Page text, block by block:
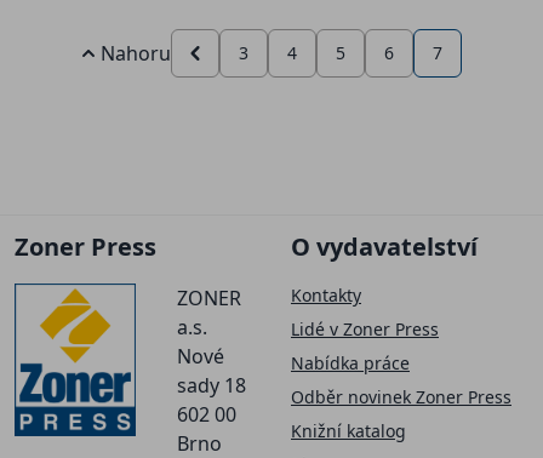
Nahoru 3 4 5 6 7
Zoner Press
ZONER
a.s.
Nové
sady 18
602 00
Brno
O vydavatelství
Kontakty
Lidé v Zoner Press
Nabídka práce
Odběr novinek Zoner Press
Knižní katalog